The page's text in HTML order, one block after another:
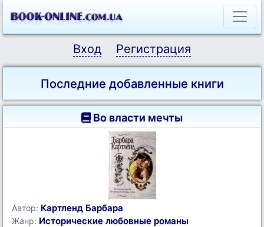
Вход Регистрация
Последние добавленные книги
Во власти мечты
Автор: Картленд Барбара
Жанр: Исторические любовные романы